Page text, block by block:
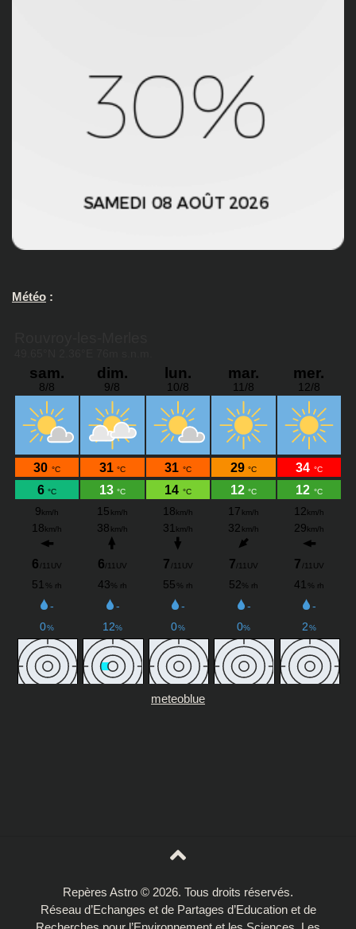
Météo :
meteoblue
Repères Astro © 2026. Tous droits réservés.
Réseau d’Echanges et de Partages d’Education et de